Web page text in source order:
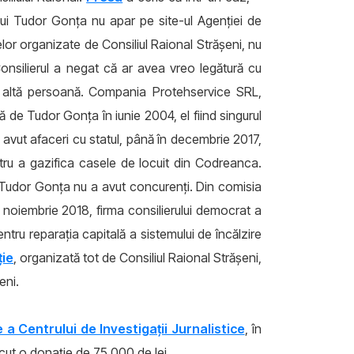
Tudor Gonța nu apar pe site-ul Agenției de
organizate de Consiliul Raional Strășeni, nu
a negat că ar avea vreo legătură cu
persoană. Compania Protehservice SRL,
Tudor Gonța în iunie 2004, el fiind singurul
afaceri cu statul, până în decembrie 2017,
a gazifica casele de locuit din Codreanca.
Gonța nu a avut concurenți. Din comisia
2018, firma consilierului democrat a
reparația capitală a sistemului de încălzire
, organizată tot de Consiliul Raional Strășeni,
a Centrului de Investigații Jurnalistice, în